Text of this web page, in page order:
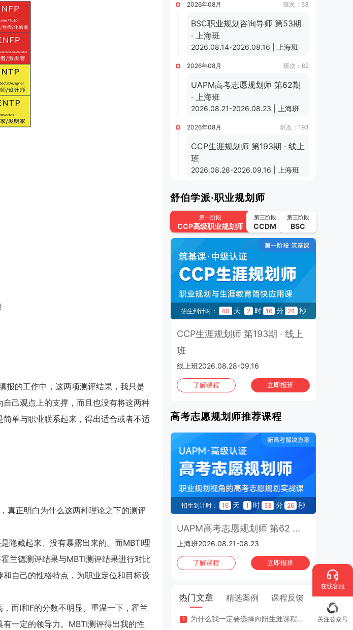
报的工作中，这两项测评结果，我只是
己观点上的支撑，而且也没有将这两种
单与职业联系起来，得出适合或者不适
真正明白为什么这两种理论之下的测评
隐藏起来、没有暴露出来的。而MBTI理
兰德测评结果与MBTI测评结果进行对比
自己的性格特点，为职业定位和目标设
而I和F的分数不明显。重温一下，霍兰
一定的领导力。MBTI测评得出我的性
班次：53
2026年08月
BSC职业规划咨询导师 第53期
· 上海班
2026.08.14-2026.08.16 | 上海班
班次：62
2026年08月
UAPM高考志愿规划师 第62期
· 上海班
2026.08.21-2026.08.23 | 上海班
班次：193
2026年08月
CCP生涯规划师 第193期 · 线上
班
2026.08.28-2026.09.16 | 上海班
· 线上班
2026.09.01-2026.09.24 | 上海班
班次：194
2026年09月
CCP生涯规划师 第194期 · 线上
班
2026.09.11-2026.09.30 | 上海班
班次：64
2026年09月
UAPM高考志愿规划师 第64期
CCP生涯规划师 第195期 · 线上
2026.10.02-2026.10.21 | 上海班
班次：65
2026年10月
UAPM高考志愿规划师 第65期
· 线上班
2026.10.13-2026.11.05 | 上海班
班次：196
2026年10月
CCP生涯规划师 第196期 · 线上
班
2026.10.16-2026.11.04 | 上海班
班次：197
2026年10月
2026.10.30-2026.11.01 | 上海班
舒伯学派·职业规划师
第一阶段
CCP高级职业规划师
第三阶段
CCDM
第三阶段
BSC
招生到计时： 40 天 2 时 16 分 23 秒
CCP生涯规划师 第193期 · 线上
班
线上班2026.08.28-09.16
了解课程 立即报班
高考志愿规划师推荐课程
招生到计时： 16 天 1 时 53 分 25 秒
UAPM高考志愿规划师 第62 ...
上海班2026.08.21-08.23
了解课程 立即报班
热门文章 精选案例 课程反馈
咨询客户心得交流
为什么我一定要选择向阳生涯课程体系？七大核心理由
咨询
在线客服
关注公众号